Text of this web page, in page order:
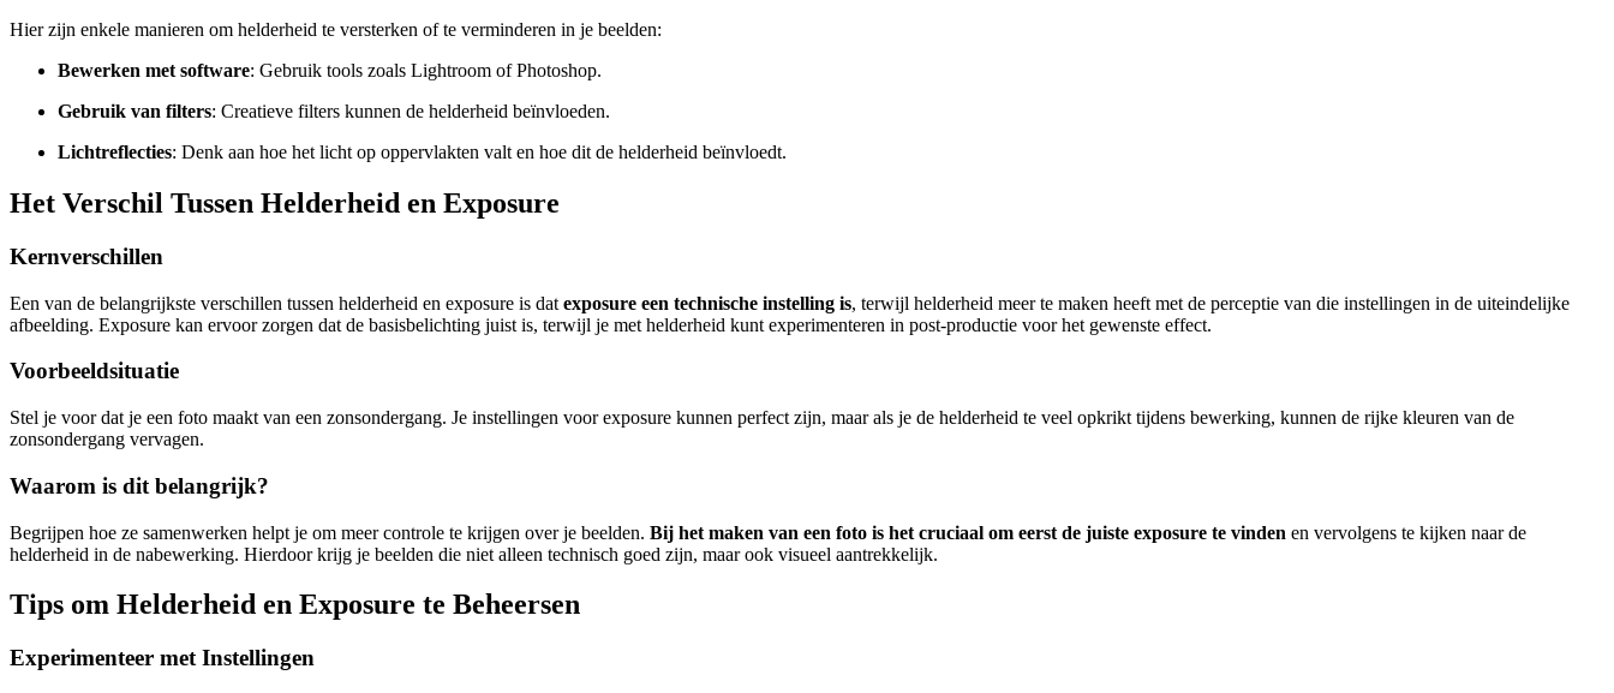
Hier zijn enkele manieren om helderheid te versterken of te verminderen in je beelden:
Bewerken met software: Gebruik tools zoals Lightroom of Photoshop.
Gebruik van filters: Creatieve filters kunnen de helderheid beïnvloeden.
Lichtreflecties: Denk aan hoe het licht op oppervlakten valt en hoe dit de helderheid beïnvloedt.
Het Verschil Tussen Helderheid en Exposure
Kernverschillen
Een van de belangrijkste verschillen tussen helderheid en exposure is dat exposure een technische instelling is, terwijl helderheid meer te maken heeft met de perceptie van die instellingen in de uiteindelijke
afbeelding. Exposure kan ervoor zorgen dat de basisbelichting juist is, terwijl je met helderheid kunt experimenteren in post-productie voor het gewenste effect.
Voorbeeldsituatie
Stel je voor dat je een foto maakt van een zonsondergang. Je instellingen voor exposure kunnen perfect zijn, maar als je de helderheid te veel opkrikt tijdens bewerking, kunnen de rijke kleuren van de
zonsondergang vervagen.
Waarom is dit belangrijk?
Begrijpen hoe ze samenwerken helpt je om meer controle te krijgen over je beelden. Bij het maken van een foto is het cruciaal om eerst de juiste exposure te vinden en vervolgens te kijken naar de
helderheid in de nabewerking. Hierdoor krijg je beelden die niet alleen technisch goed zijn, maar ook visueel aantrekkelijk.
Tips om Helderheid en Exposure te Beheersen
Experimenteer met Instellingen